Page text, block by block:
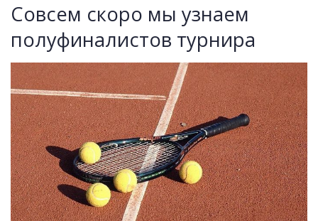
Совсем скоро мы узнаем
полуфиналистов турнира